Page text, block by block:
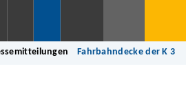
Fahrbahndecke der K